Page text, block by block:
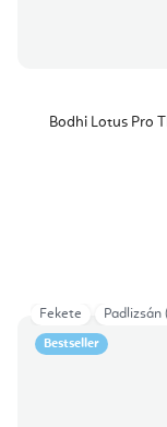
Bodhi Lotus Pro
Bestseller
Fekete Padlizsán